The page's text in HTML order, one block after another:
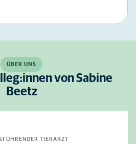
ÜBER UNS
von Sabine
Beetz
TIERARZT